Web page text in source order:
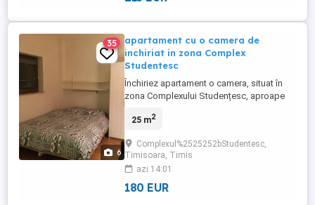
6
35
apartament cu o camera de
inchiriat in zona Complex
Studentesc
Închiriez apartament o camera, situat în
zona Complexului Studențesc, aproape
transport și zone comerciale, perfect
comod la tot ce înseamnă viață
studențească și urbană. Apartamentul se
desfasoara pe o suprafata utila de ...
25 m2
Complexul%2525252bStudentesc,
Timisoara, Timis
azi 14:01
180 EUR